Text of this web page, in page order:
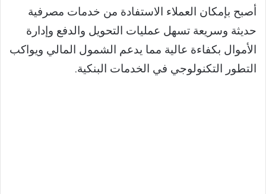
أصبح بإمكان العملاء الاستفادة من خدمات مصرفية
حديثة وسريعة تسهل عمليات التحويل والدفع وإدارة
الأموال بكفاءة عالية مما يدعم الشمول المالي ويواكب
التطور التكنولوجي في الخدمات البنكية.